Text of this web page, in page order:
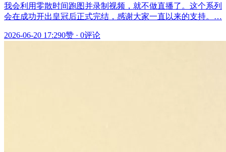
我会利用零散时间跑图并录制视频，就不做直播了。这个系列
会在成功开出皇冠后正式完结，感谢大家一直以来的支持。…
2026-06-20 17:290赞 · 0评论